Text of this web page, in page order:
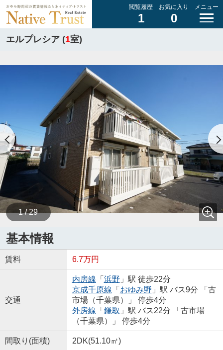
閲覧履歴
1
お気に入り
0
メニュー
エルプレシア (1室)
1 / 29
基本情報
賃料 6.7万円
交通
内房線 「 浜野 」駅 徒歩22分
京成千原線 「 おゆみ野 」駅 バス9分 「古
市場（千葉県）」 停歩4分
外房線 「 鎌取 」駅 バス22分 「古市場
（千葉県）」 停歩4分
間取り(面積) 2DK(51.10㎡)